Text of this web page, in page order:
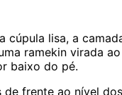
cúpula lisa, a
ramekin virada
baixo do pé.
frente ao nível